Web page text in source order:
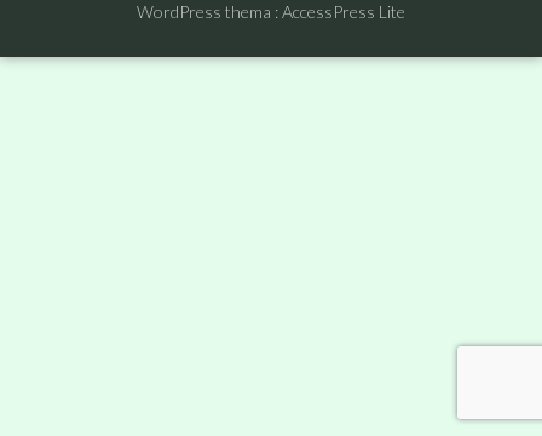
WordPress thema :AccessPress Lite